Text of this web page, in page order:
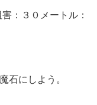
：３０メートル：
石にしよう。